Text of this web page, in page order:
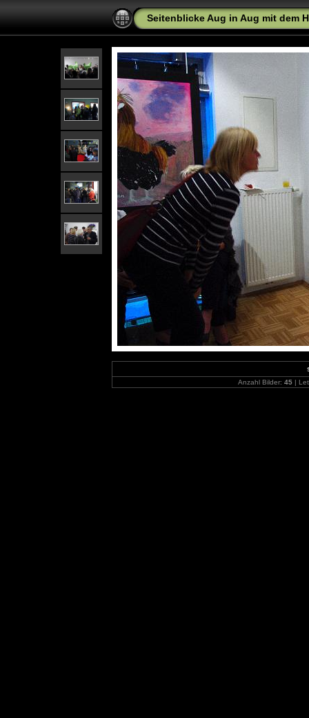
Seitenblicke Aug in Aug mit dem
Anzahl Bilder: 45|